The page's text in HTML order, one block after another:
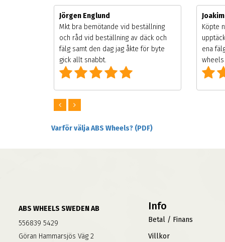
Jörgen Englund
Mkt bra bemötande vid beställning
och råd vid beställning av däck och
fälg samt den dag jag åkte för byte
gick allt snabbt.
Köpte
ena
Varför välja ABS Wheels? (PDF)
ABS WHEELS SWEDEN AB
556839 5429
Göran Hammarsjös Väg 2
Info
Betal / Finans
Villkor